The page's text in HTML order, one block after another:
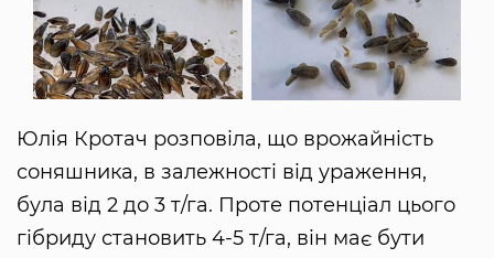
Юлія Кротач розповіла, що врожайність
соняшника, в залежності від ураження,
була від 2 до 3 т/га. Проте потенціал цього
гібриду становить 4-5 т/га, він має бути